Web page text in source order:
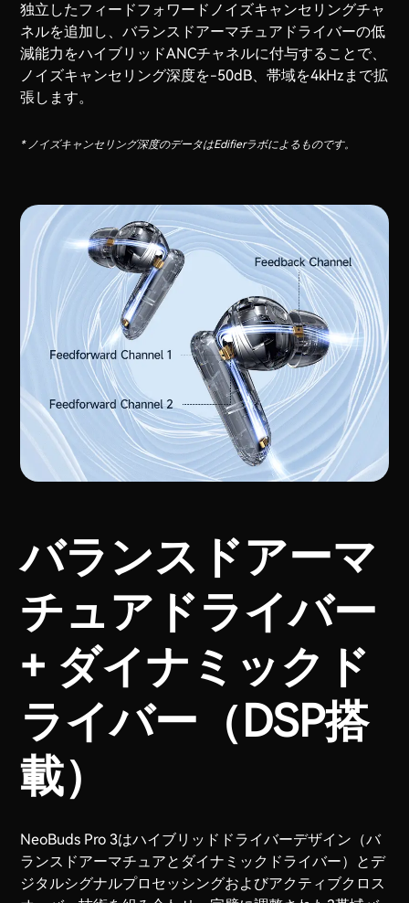
独立したフィードフォワードノイズキャンセリングチャ
ネルを追加し、バランスドアーマチュアドライバーの低
減能力をハイブリッドANCチャネルに付与することで、
ノイズキャンセリング深度を-50dB、帯域を4kHzまで拡
張します。
* ノイズキャンセリング深度のデータはEdifierラボによるものです。
バランスドアーマ
チュアドライバー
+ ダイナミックド
ライバー（DSP搭
載）
NeoBuds Pro 3はハイブリッドドライバーデザイン（バ
ランスドアーマチュアとダイナミックドライバー）とデ
ジタルシグナルプロセッシングおよびアクティブクロス